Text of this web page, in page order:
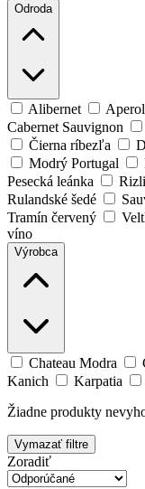
Odroda
Alibernet Aperol
Cabernet Sauvignon
Čierna ríbezľa
Modrý Portugal
Pesecká leánka
Rulandské šedé
Tramín červený
víno
Výrobca
Chateau Modra
Kanich
Karpatia
Žiadne produkty
Vymazať filtre
Zoradiť